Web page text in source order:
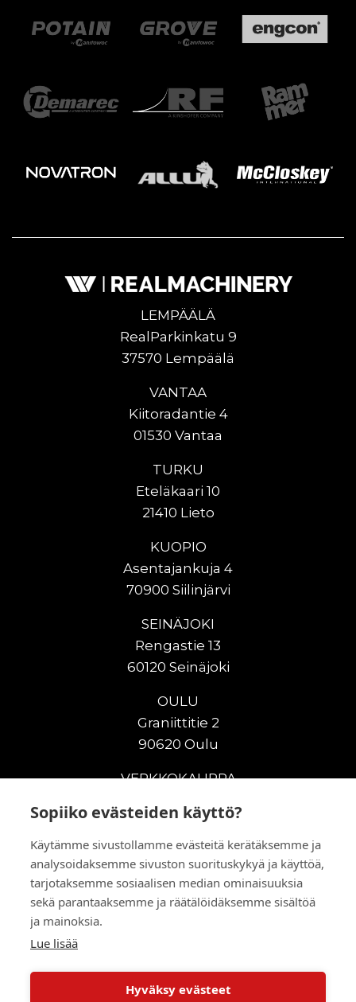
Sopiiko evästeiden käyttö?
Käytämme sivustollamme evästeitä kerätäksemme ja
analysoidaksemme sivuston suorituskykyä ja käyttöä,
tarjotaksemme sosiaalisen median ominaisuuksia
sekä parantaaksemme ja räätälöidäksemme sisältöä
ja mainoksia.
Lue lisää
Hyväksy evästeet
LEMPÄÄLÄ
RealParkinkatu 9
37570 Lempäälä
VANTAA
Kiitoradantie 4
01530 Vantaa
TURKU
Eteläkaari 10
21410 Lieto
KUOPIO
Asentajankuja 4
70900 Siilinjärvi
SEINÄJOKI
Rengastie 13
60120 Seinäjoki
OULU
Graniittitie 2
90620 Oulu
VERKKOKAUPPA
Uudet maanrakennuskoneet
Vuokrakoneet
Kampanjat
Vaihtokoneet